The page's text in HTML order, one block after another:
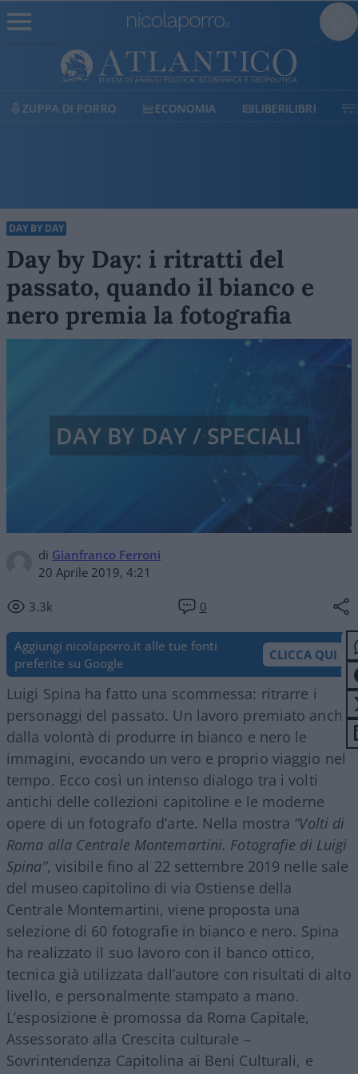
DI PORRO ECONOMIA LIBERILIBRI SHOP
DAY BY DAY
Day by Day: i ritratti del
passato, quando il bianco e
nero premia la fotografia
di Gianfranco Ferroni
20 Aprile 2019, 4:21
3.3k 0
DAY BY DAY / SPECIALI
Aggiungi nicolaporro.it alle tue fonti
preferite su Google
CLICCA QUI
Luigi Spina ha fatto una scommessa: ritrarre i
personaggi del passato. Un lavoro premiato anche
dalla volontà di produrre in bianco e nero le
immagini, evocando un vero e proprio viaggio nel
tempo. Ecco così un intenso dialogo tra i volti
antichi delle collezioni capitoline e le moderne
opere di un fotografo d’arte. Nella mostra “Volti di
Roma alla Centrale Montemartini. Fotografie di Luigi
Spina”, visibile fino al 22 settembre 2019 nelle sale
del museo capitolino di via Ostiense della
Centrale Montemartini, viene proposta una
selezione di 60 fotografie in bianco e nero. Spina
ha realizzato il suo lavoro con il banco ottico,
tecnica già utilizzata dall’autore con risultati di alto
livello, e personalmente stampato a mano.
L’esposizione è promossa da Roma Capitale,
Assessorato alla Crescita culturale –
Sovrintendenza Capitolina ai Beni Culturali, e